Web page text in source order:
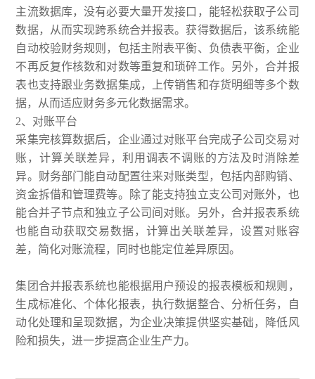
主流数据库，没有必要大量开发接口，能轻松获取子公司
数据，从而实现跨系统合并报表。获得数据后，该系统能
自动校验财务规则，包括主附表平衡、负债表平衡，企业
不再反复作核数和对数等重复和琐碎工作。另外，合并报
表也支持跟业务数据集成，上传销售和存货明细等多个数
据，从而适应财务多元化数据需求。
2、对账平台
采集完核算数据后，企业通过对账平台完成子公司交易对
账，计算关联差异，利用调表不调账的方法及时消除差
异。财务部门能自动配置往来对账类型，包括内部购销、
资金拆借和管理费等。除了能支持独立支公司对账外，也
能合并子节点和独立子公司间对账。另外，合并报表系统
也能自动获取交易数据，计算出关联差异，设置对账容
差，简化对账流程，同时也能定位差异原因。
集团合并报表系统也能根据用户预设的报表模板和规则，
生成标准化、个体化报表，执行数据整合、分析任务，自
动化处理和呈现数据，为企业决策提供坚实基础，降低风
险和损失，进一步提高企业生产力。